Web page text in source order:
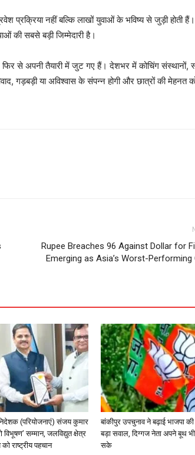
NOWप्रक्रिया नहीं बल्कि लाखों युवाओं के भविष्य से जुड़ी होती
की सबसे बड़ी जिम्मेदारी है।
से अपनी तैयारी में जुट गए हैं। देशभर में कोचिंग संस्थानों,
गड़बड़ी या अविश्वास के संपन्न होगी और छात्रों की मेहनत
Rupee Breaches 96 Against Dollar for
Emerging as Asia’s Worst-Performing
(परियोजनाएं) संजय कुमार
विभूषण’ सम्मान, जलविद्युत क्षेत्र
राष्ट्रीय पहचान
बांकीपुर उपचुनाव ने बढ़ाई भाजपा की
बड़ा सवाल, दिग्गज नेता अपने बूथ भी
सके